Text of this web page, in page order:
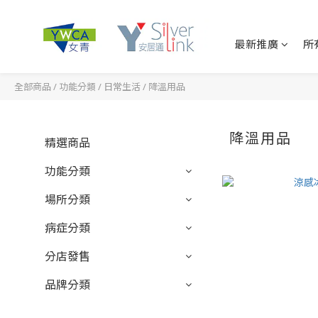
最新推廣 所
全部商品 / 功能分類 / 日常生活/ 降溫用品
精選商品
功能分類
場所分類
病症分類
分店發售
品牌分類
降溫用品